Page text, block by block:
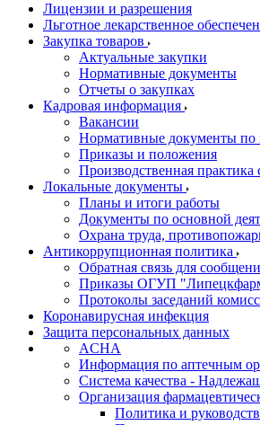
Лицензии и разрешения
Льготное лекарственное
Закупка товаров
Актуальные закупки
Нормативные документы
Отчеты о закупках
Кадровая информация
Вакансии
Нормативные документы по
Приказы и положения
Производственная практика
Локальные документы
Планы и итоги работы
Документы по основной
Охрана труда,
Антикоррупционная политика
Обратная связь для
Приказы ОГУП
Протоколы заседаний
Коронавирусная инфекция
Защита персональных данных
ACHA
Информация по аптечным
Система качества -
Организация
Политика и